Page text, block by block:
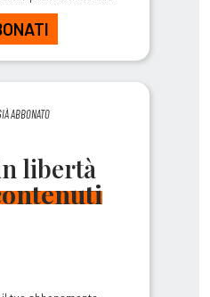
ABBONATO
libertà